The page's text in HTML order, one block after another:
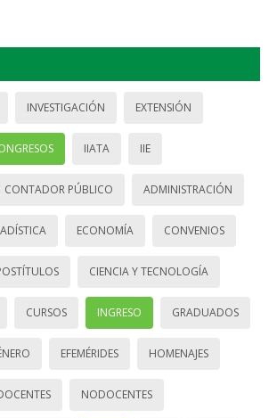
INVESTIGACIÓN EXTENSIÓN
IIATA IIE
CONTADOR PÚBLICO ADMINISTRACIÓN
ECONOMÍA CONVENIOS
CIENCIA Y TECNOLOGÍA
CURSOS INGRESO GRADUADOS
EFEMÉRIDES HOMENAJES
NODOCENTES